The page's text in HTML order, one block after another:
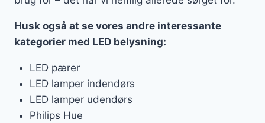
Husk også at se vores andre interessante
kategorier med LED belysning:
LED pærer
LED lamper indendørs
LED lamper udendørs
Philips Hue